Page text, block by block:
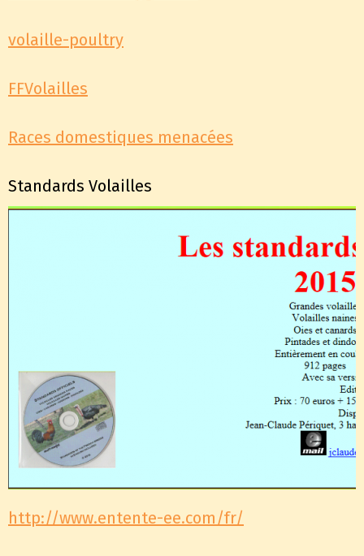
volaille-poultry
FFVolailles
Races domestiques menacées
Standards Volailles
http://www.entente-ee.com/fr/